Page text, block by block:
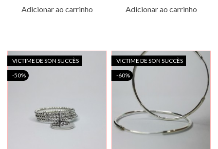
Adicionar ao carrinho Adicionar ao carrinho
VICTIME DE SON SUCCÈS
-50%
VICTIME DE SON SUCCÈS
-60%